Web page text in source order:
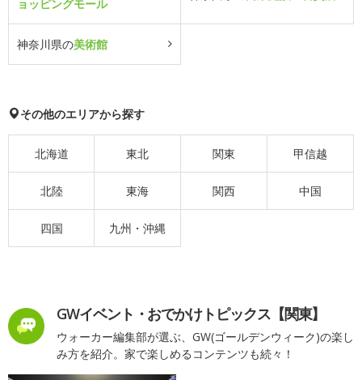
ョッピングモール
神奈川県の美術館
その他のエリアから探す
北海道 東北 関東 甲信越
北陸 東海 関西 中国
四国 九州・沖縄
GWイベント・おでかけトピックス【関東】
ウォーカー編集部が選ぶ、GW(ゴールデンウィーク)の楽し
み方を紹介。家で楽しめるコンテンツも続々！